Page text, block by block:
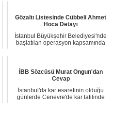
Gözaltı Listesinde Cübbeli Ahmet
Hoca Detayı
İstanbul Büyükşehir Belediyesi'nde
başlatılan operasyon kapsamında
İBB Sözcüsü Murat Ongun'dan
Cevap
İstanbul'da kar esaretinin olduğu
günlerde Cenevre'de kar tatilinde